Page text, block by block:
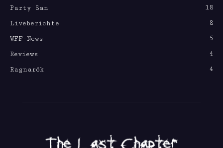
Party San
18
Liveberichte
8
WFF-News
5
Reviews
4
Ragnarök
4